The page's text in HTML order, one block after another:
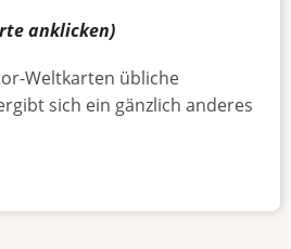
anklicken)
Weltkarten übliche
sich ein gänzlich anderes